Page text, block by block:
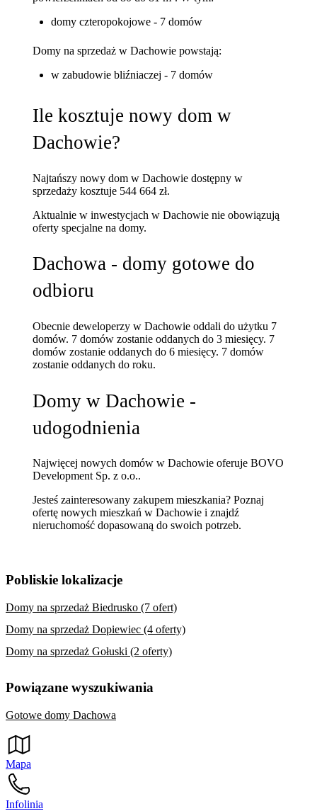
domy czteropokojowe - 7 domów
Domy na sprzedaż w Dachowie powstają:
w zabudowie bliźniaczej - 7 domów
Ile kosztuje nowy dom w
Dachowie?
Najtańszy nowy dom w Dachowie dostępny w
sprzedaży kosztuje 544 664 zł.
Aktualnie w inwestycjach w Dachowie nie obowiązują
oferty specjalne na domy.
Dachowa - domy gotowe do
odbioru
Obecnie deweloperzy w Dachowie oddali do użytku 7
domów. 7 domów zostanie oddanych do 3 miesięcy. 7
domów zostanie oddanych do 6 miesięcy. 7 domów
zostanie oddanych do roku.
Domy w Dachowie -
udogodnienia
Najwięcej nowych domów w Dachowie oferuje BOVO
Development Sp. z o.o..
Jesteś zainteresowany zakupem mieszkania? Poznaj
ofertę nowych mieszkań w Dachowie i znajdź
nieruchomość dopasowaną do swoich potrzeb.
Pobliskie lokalizacje
Domy na sprzedaż Biedrusko (7 ofert)
Domy na sprzedaż Dopiewiec (4 oferty)
Domy na sprzedaż Gołuski (2 oferty)
Powiązane wyszukiwania
Gotowe domy Dachowa
Mapa
Infolinia